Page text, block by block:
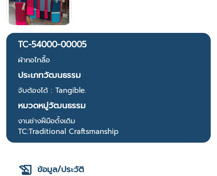
TC-54000-00005
ผ้าทอไทลื้อ
ประเภทวัฒนธรรม
จับต้องได้ : Tangible.
หมวดหมู่วัฒนธรรม
งานช่างฝีมือดั้งเดิม
TC:Traditional Craftsmanship
ข้อมูล/ประวัติ